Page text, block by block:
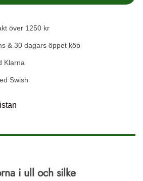
över 1250 kr
& 30 dagars öppet köp
Klarna
Swish
i ull och silke